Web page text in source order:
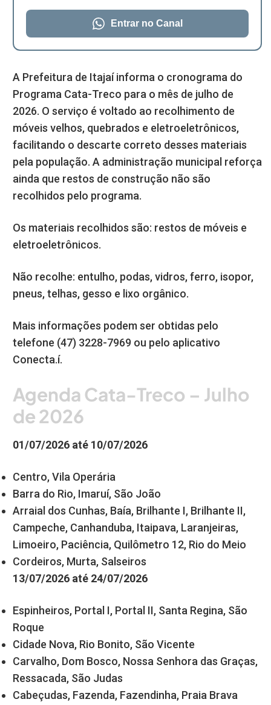
Entrar no Canal
A Prefeitura de Itajaí informa o cronograma do
Programa Cata-Treco para o mês de julho de
2026. O serviço é voltado ao recolhimento de
móveis velhos, quebrados e eletroeletrônicos,
facilitando o descarte correto desses materiais
pela população. A administração municipal reforça
ainda que restos de construção não são
recolhidos pelo programa.
Os materiais recolhidos são: restos de móveis e
eletroeletrônicos.
Não recolhe: entulho, podas, vidros, ferro, isopor,
pneus, telhas, gesso e lixo orgânico.
Mais informações podem ser obtidas pelo
telefone (47) 3228-7969 ou pelo aplicativo
Conecta.í.
Agenda Cata-Treco – Julho
de 2026
01/07/2026 até 10/07/2026
Centro, Vila Operária
Barra do Rio, Imaruí, São João
Arraial dos Cunhas, Baía, Brilhante I, Brilhante II,
Campeche, Canhanduba, Itaipava, Laranjeiras,
Limoeiro, Paciência, Quilômetro 12, Rio do Meio
Cordeiros, Murta, Salseiros
13/07/2026 até 24/07/2026
Espinheiros, Portal I, Portal II, Santa Regina, São
Roque
Cidade Nova, Rio Bonito, São Vicente
Carvalho, Dom Bosco, Nossa Senhora das Graças,
Ressacada, São Judas
Cabeçudas, Fazenda, Fazendinha, Praia Brava